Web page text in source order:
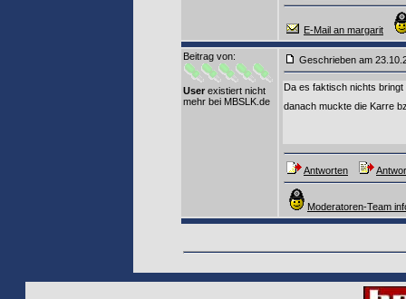
E-Mail an margarit
Beitrag von:
User existiert nicht
mehr bei MBSLK.de
Geschrieben am
Da es faktisch nichts
danach muckte die Karre
Antworten
Moderatoren-Team